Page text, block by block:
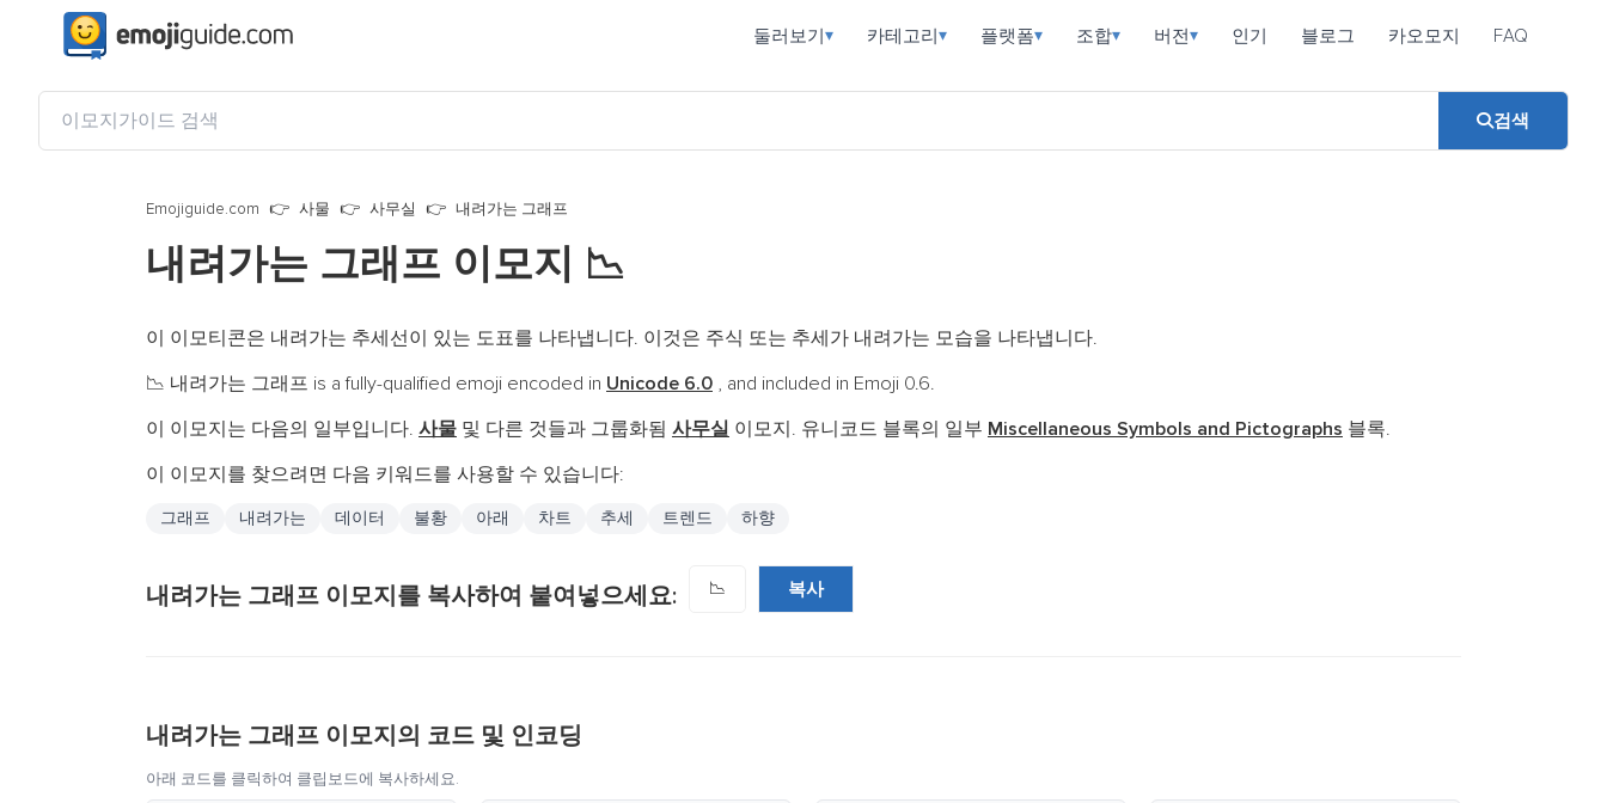
둘러보기▾ 카테고리▾ 플랫폼▾ 조합▾ 버전▾ 인기 블로그 카오모지 FAQ
검색
Emojiguide.com 사물 사무실 내려가는 그래프
내려가는 그래프 이모지 📉
이 이모티콘은 내려가는 추세선이 있는 도표를 나타냅니다. 이것은 주식 또는 추세가 내려가는 모습을 나타냅니다.
📉 내려가는 그래프 is a fully-qualified emoji encoded in Unicode 6.0 , and included in Emoji 0.6.
이 이모지는 다음의 일부입니다. 사물 및 다른 것들과 그룹화됨 사무실 이모지. 유니코드 블록의 일부 Miscellaneous Symbols and Pictographs 블록.
이 이모지를 찾으려면 다음 키워드를 사용할 수 있습니다:
그래프 내려가는 데이터 불황 아래 차트 추세 트렌드 하향
내려가는 그래프 이모지를 복사하여 붙여넣으세요: 📉 복사
내려가는 그래프 이모지의 코드 및 인코딩
아래 코드를 클릭하여 클립보드에 복사하세요.